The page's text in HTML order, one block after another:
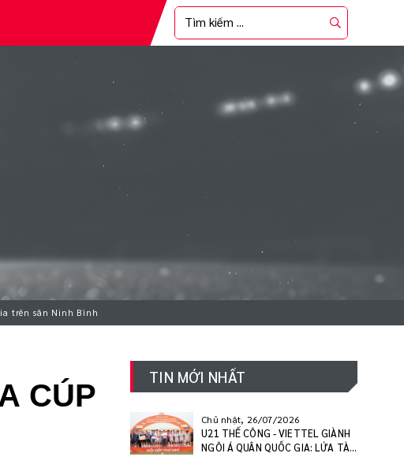
trên sân Ninh Bình
CÚP
TIN MỚI NHẤT
Chủ nhật, 26/07/2026
U21 THỂ CÔNG - VIETTEL GIÀNH
NGÔI Á QUÂN QUỐC GIA: LỨA TÀI